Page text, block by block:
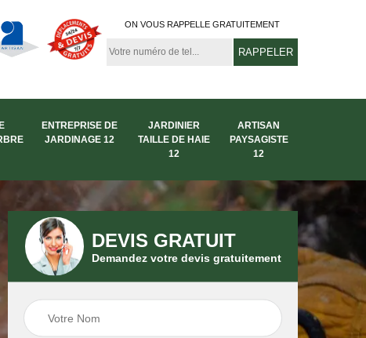
ON VOUS RAPPELLE GRATUITEMENT
ENTREPRISE DE
JARDINAGE 12
JARDINIER
TAILLE DE HAIE
12
ARTISAN
PAYSAGISTE
12
DEVIS GRATUIT
Demandez votre devis gratuitement